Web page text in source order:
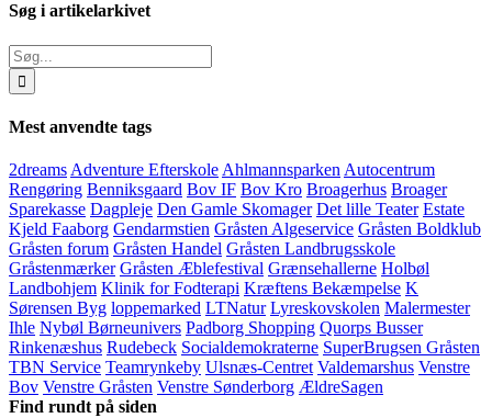
Søg i artikelarkivet
Søg
efter:
Mest anvendte tags
2dreams Adventure Efterskole Ahlmannsparken Autocentrum
Rengøring Benniksgaard Bov IF Bov Kro Broagerhus Broager
Sparekasse Dagpleje Den Gamle Skomager Det lille Teater Estate
Kjeld Faaborg Gendarmstien Gråsten Algeservice Gråsten Boldklub
Gråsten forum Gråsten Handel Gråsten Landbrugsskole
Gråstenmærker Gråsten Æblefestival Grænsehallerne Holbøl
Landbohjem Klinik for Fodterapi Kræftens Bekæmpelse K
Sørensen Byg loppemarked LTNatur Lyreskovskolen Malermester
Ihle Nybøl Børneunivers Padborg Shopping Quorps Busser
Rinkenæshus Rudebeck Socialdemokraterne SuperBrugsen Gråsten
TBN Service Teamrynkeby Ulsnæs-Centret Valdemarshus Venstre
Bov Venstre Gråsten Venstre Sønderborg ÆldreSagen
Find rundt på siden